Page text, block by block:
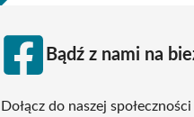
Bądź z nami na
Dołącz do naszej